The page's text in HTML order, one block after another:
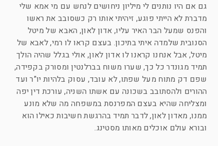
גם אם היו נותנים לי מיליון ניחושים לנחש עם מי אמא שלי
מדברת לא הייתי פוגע, זיהיתי אותו רק כשסובב את ראשו
והפנס שמעל הבר האיר עליו, אדון לאון, האבא של מיטל
הסנובית שלמדה איתי בתיכון. בעצם קראו לו רמי, לאבא של
מיטל, אבל אנחנו קראנו לו אדון לאון, אולי בגלל שהיה הולך
תמיד מגונדר כל כך, שערו משוח בברלנטין ומסורק בקפידה,
שפם דק מתוח מעל שפתו, לא עובד, עסוק בלהיות יו”ר ועד
ההורים ולהסתובב בשכונה עם אשתו השניה, עורכת דין יפה
ומצליחה שהיא בעצם המפרנסת במשפחה מה שלא מונע
ממנו, מאדון לאון, לדבר תמיד בהרגשת חשיבות כאילו הוא
ובורא עולם אוכלים מאותו מסטינג.